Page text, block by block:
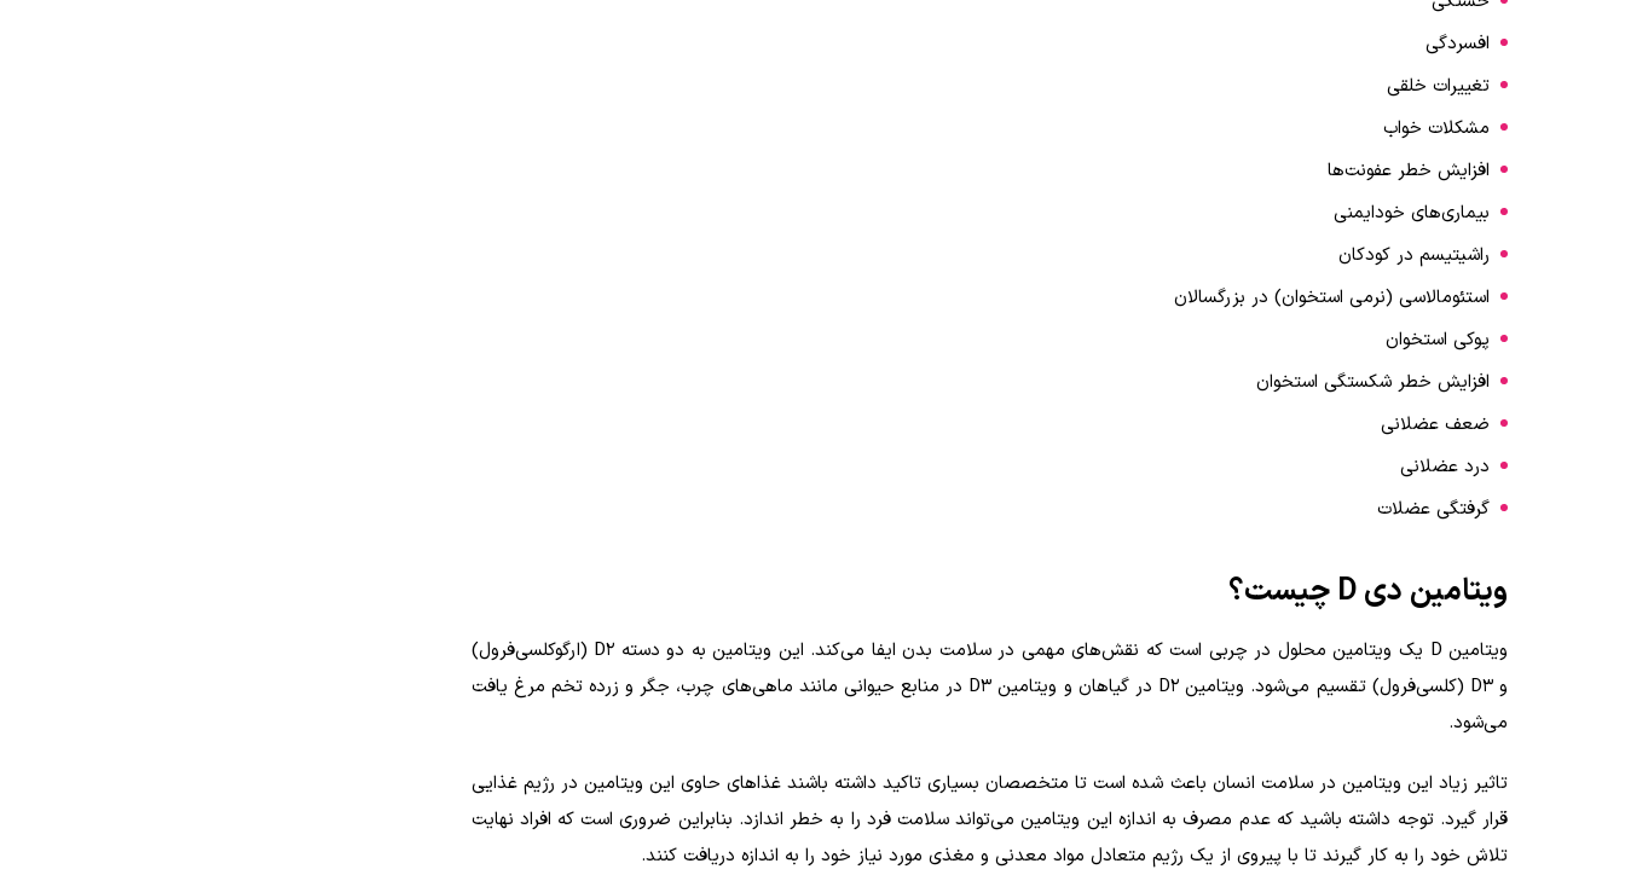
افسردگی
تغییرات خلقی
مشکلات خواب
افزایش خطر عفونت‌ها
بیماری‌های خودایمنی
راشیتیسم در کودکان
استئومالاسی (نرمی استخوان) در بزرگسالان
پوکی استخوان
افزایش خطر شکستگی استخوان
ضعف عضلانی
درد عضلانی
گرفتگی عضلات
ویتامین دی D چیست؟
ویتامین D یک ویتامین محلول در چربی است که نقش‌های مهمی در سلامت بدن ایفا می‌کند. این ویتامین به دو دسته D2 (ارگوکلسی‌فرول)
و D3 (کلسی‌فرول) تقسیم می‌شود. ویتامین D2 در گیاهان و ویتامین D3 در منابع حیوانی مانند ماهی‌های چرب، جگر و زرده تخم مرغ یافت
می‌شود.
تاثیر زیاد این ویتامین در سلامت انسان باعث شده است تا متخصصان بسیاری تاکید داشته باشند غذاهای حاوی این ویتامین در رژیم غذایی
قرار گیرد. توجه داشته باشید که عدم مصرف به اندازه این ویتامین می‌تواند سلامت فرد را به خطر اندازد. بنابراین ضروری است که افراد نهایت
تلاش خود را به کار گیرند تا با پیروی از یک رژیم متعادل مواد معدنی و مغذی مورد نیاز خود را به اندازه دریافت کنند.